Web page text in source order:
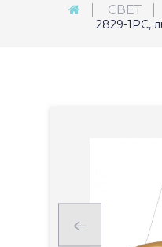
СВЕТ
2829-1PC,